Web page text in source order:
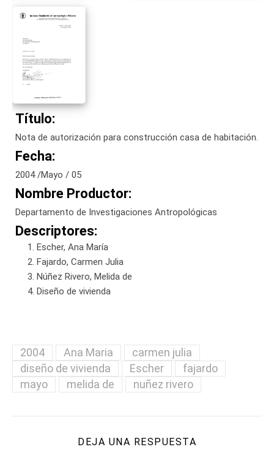
Título:
Nota de autorización para construcción casa de habitación.
Fecha:
2004 /Mayo / 05
Nombre Productor:
Departamento de Investigaciones Antropológicas
Descriptores:
Escher, Ana María
Fajardo, Carmen Julia
Núñez Rivero, Melida de
Diseño de vivienda
2004 Ana Maria
carmen julia
diseño de vivienda
Escher
fajardo
mayo
melida de nuñez rivero
DEJA UNA RESPUESTA